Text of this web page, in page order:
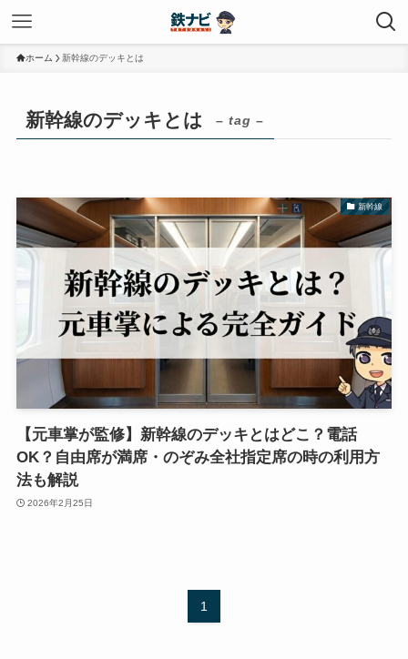
ホーム 新幹線のデッキとは
新幹線のデッキとは – tag –
新幹線
【元車掌が監修】新幹線のデッキとはどこ？電話
OK？自由席が満席・のぞみ全社指定席の時の利用方
法も解説
2026年2月25日
1